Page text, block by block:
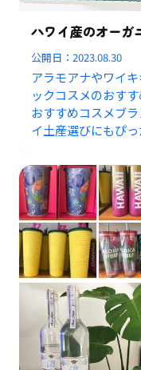
ハワイ産のオーガ
公開日：2023.08.30
アラモアナやワイ
ックコスメのおす
おすすめコスメブ
イ土産選びにもぴっ